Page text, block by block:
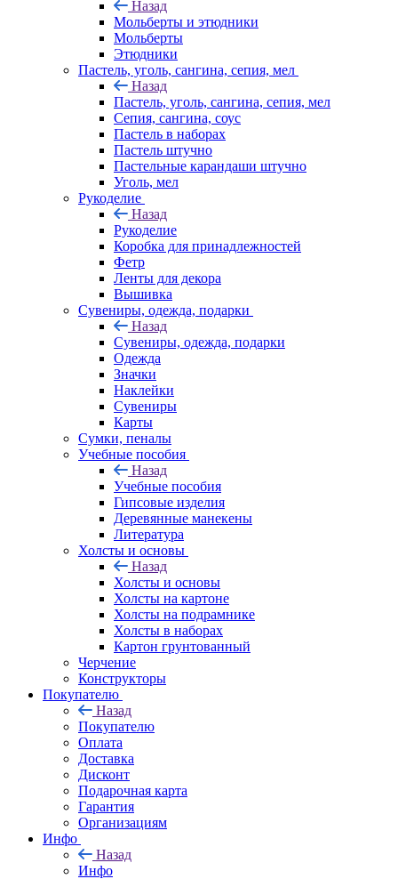
Назад
Мольберты и этюдники
Мольберты
Этюдники
Пастель, уголь, сангина, сепия, мел
Назад
Пастель, уголь, сангина, сепия, мел
Сепия, сангина, соус
Пастель в наборах
Пастель штучно
Пастельные карандаши штучно
Уголь, мел
Рукоделие
Назад
Рукоделие
Коробка для принадлежностей
Фетр
Ленты для декора
Вышивка
Сувениры, одежда, подарки
Назад
Сувениры, одежда, подарки
Одежда
Значки
Наклейки
Сувениры
Карты
Сумки, пеналы
Учебные пособия
Назад
Учебные пособия
Гипсовые изделия
Деревянные манекены
Литература
Холсты и основы
Назад
Холсты и основы
Холсты на картоне
Холсты на подрамнике
Холсты в наборах
Картон грунтованный
Черчение
Конструкторы
Покупателю
Назад
Покупателю
Оплата
Доставка
Дисконт
Подарочная карта
Гарантия
Организациям
Инфо
Назад
Инфо